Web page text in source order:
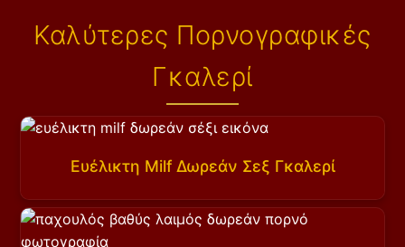
Καλύτερες Πορνογραφικές
Γκαλερί
Ευέλικτη Milf Δωρεάν Σεξ Γκαλερί